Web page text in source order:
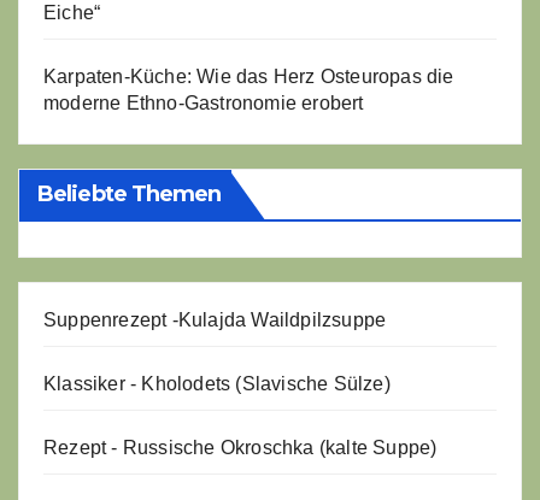
Eiche“
Karpaten-Küche: Wie das Herz Osteuropas die
moderne Ethno-Gastronomie erobert
Beliebte Themen
Suppenrezept -Kulajda Waildpilzsuppe
Klassiker - Kholodets (Slavische Sülze)
Rezept - Russische Okroschka (kalte Suppe)